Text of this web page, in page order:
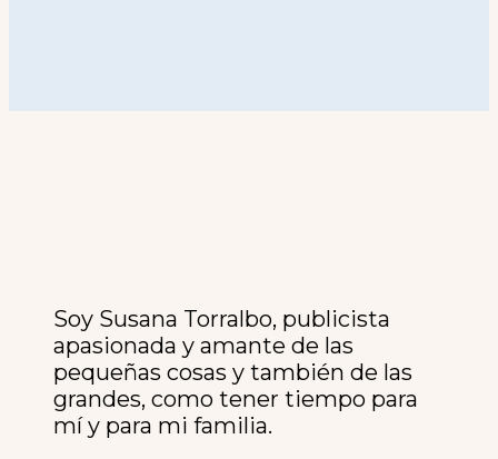
Soy Susana Torralbo, publicista
apasionada y amante de las
pequeñas cosas y también de las
grandes, como tener tiempo para
mí y para mi familia.